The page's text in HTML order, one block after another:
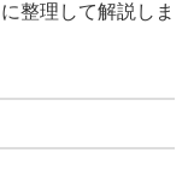
整理して解説しま